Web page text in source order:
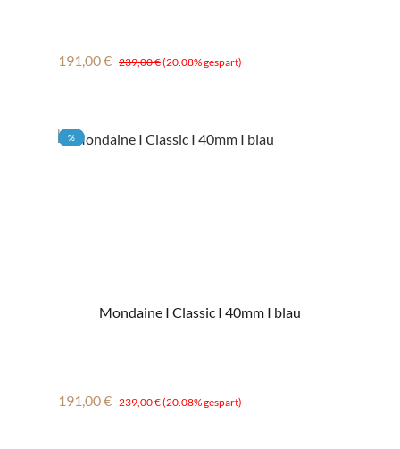
Verkaufspreis:
191,00 € Regulärer Preis:
239,00 €(20.08% gespart)
RABATT
%
Mondaine I Classic I 40mm I blau
Verkaufspreis:
191,00 € Regulärer Preis:
239,00 €(20.08% gespart)